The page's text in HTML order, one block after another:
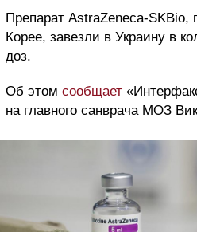
Препарат AstraZeneca-
Корее, завезли в Украину в
доз.
Об этом сообщает
на главного санврача МОЗ